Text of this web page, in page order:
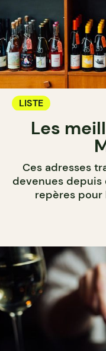
LISTE
Les
Ces adresses
devenues depuis
repères pour